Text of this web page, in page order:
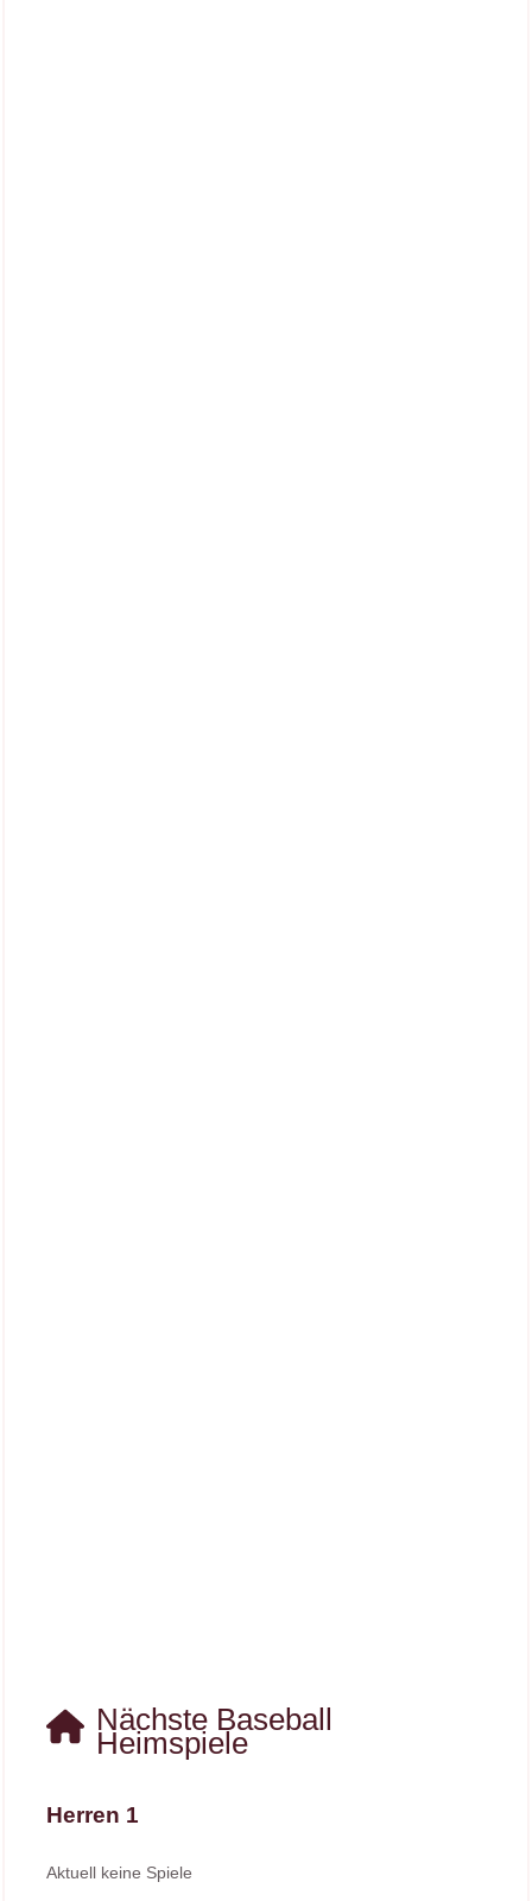
Nächste Baseball
Heimspiele
Herren 1
Aktuell keine Spiele